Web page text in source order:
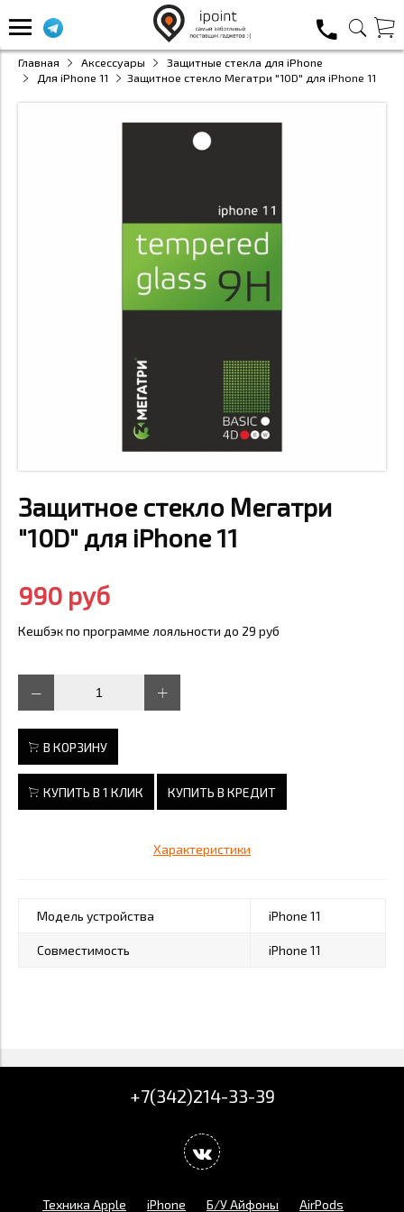
Главная Аксессуары
Защитные стекла для iPhone
Для iPhone 11
Защитное стекло Мегатри "10D" для iPhone 11
Защитное стекло Мегатри
"10D" для iPhone 11
990 руб
Кешбэк по программе лояльности до 29 руб
В КОРЗИНУ
КУПИТЬ В 1 КЛИК КУПИТЬ В КРЕДИТ
Характеристики
Модель устройства iPhone 11
Совместимость iPhone 11
+7(342)214-33-39
Техника Apple iPhone Б/У Айфоны AirPods